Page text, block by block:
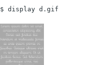
$ display d.gif